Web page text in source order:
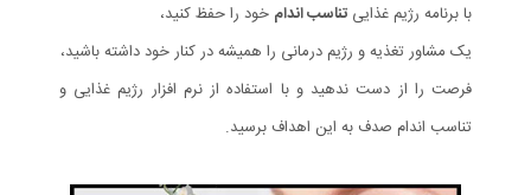
با برنامه رژیم غذایی تناسب اندام خود را حفظ کنید،
یک مشاور تغذیه و رژیم درمانی را همیشه در کنار خود داشته باشید،
فرصت را از دست ندهید و با استفاده از نرم افزار رژیم غذایی و
تناسب اندام صدف به این اهداف برسید.